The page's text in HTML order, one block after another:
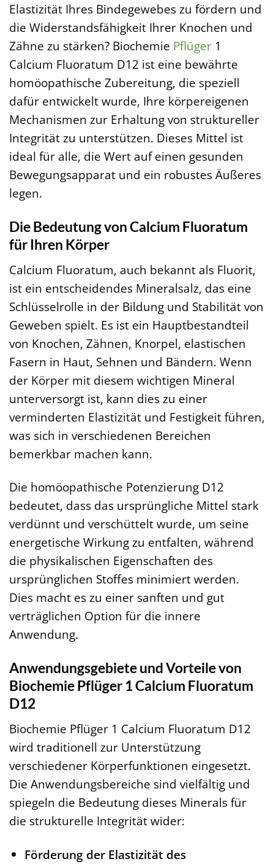
Elastizität Ihres Bindegewebes zu fördern und
die Widerstandsfähigkeit Ihrer Knochen und
Zähne zu stärken? Biochemie Pflüger 1
Calcium Fluoratum D12 ist eine bewährte
homöopathische Zubereitung, die speziell
dafür entwickelt wurde, Ihre körpereigenen
Mechanismen zur Erhaltung von struktureller
Integrität zu unterstützen. Dieses Mittel ist
ideal für alle, die Wert auf einen gesunden
Bewegungsapparat und ein robustes Äußeres
legen.
Die Bedeutung von Calcium Fluoratum
für Ihren Körper
Calcium Fluoratum, auch bekannt als Fluorit,
ist ein entscheidendes Mineralsalz, das eine
Schlüsselrolle in der Bildung und Stabilität von
Geweben spielt. Es ist ein Hauptbestandteil
von Knochen, Zähnen, Knorpel, elastischen
Fasern in Haut, Sehnen und Bändern. Wenn
der Körper mit diesem wichtigen Mineral
unterversorgt ist, kann dies zu einer
verminderten Elastizität und Festigkeit führen,
was sich in verschiedenen Bereichen
bemerkbar machen kann.
Die homöopathische Potenzierung D12
bedeutet, dass das ursprüngliche Mittel stark
verdünnt und verschüttelt wurde, um seine
energetische Wirkung zu entfalten, während
die physikalischen Eigenschaften des
ursprünglichen Stoffes minimiert werden.
Dies macht es zu einer sanften und gut
verträglichen Option für die innere
Anwendung.
Anwendungsgebiete und Vorteile von
Biochemie Pflüger 1 Calcium Fluoratum
D12
Biochemie Pflüger 1 Calcium Fluoratum D12
wird traditionell zur Unterstützung
verschiedener Körperfunktionen eingesetzt.
Die Anwendungsbereiche sind vielfältig und
spiegeln die Bedeutung dieses Minerals für
die strukturelle Integrität wider:
Förderung der Elastizität des